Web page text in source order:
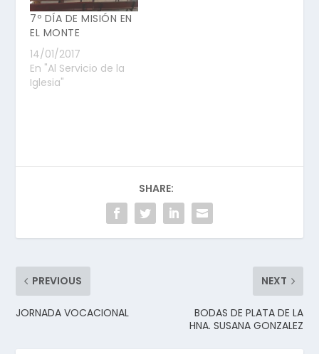
7º DÍA DE MISIÓN EN
EL MONTE
14/01/2017
En "Al Servicio de la
Iglesia"
SHARE:
PREVIOUS
JORNADA VOCACIONAL
NEXT
BODAS DE PLATA DE LA
HNA. SUSANA GONZALEZ